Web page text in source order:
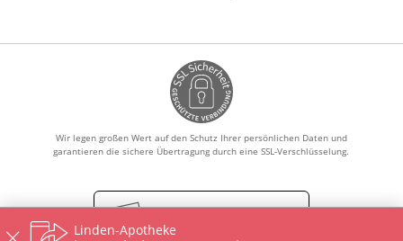
Wir legen großen Wert auf den Schutz Ihrer persönlichen Daten und
garantieren die sichere Übertragung durch eine SSL-Verschlüsselung.
Vertrag widerrufen
Linden-Apotheke